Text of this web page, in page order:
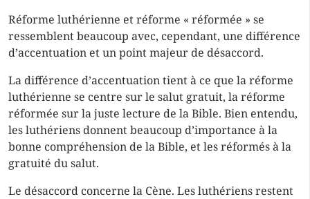
Réforme luthérienne et réforme « réformée » se
ressemblent beaucoup avec, cependant, une différence
d’accentuation et un point majeur de désaccord.
La différence d’accentuation tient à ce que la réforme
luthérienne se centre sur le salut gratuit, la réforme
réformée sur la juste lecture de la Bible. Bien entendu,
les luthériens donnent beaucoup d’importance à la
bonne compréhension de la Bible, et les réformés à la
gratuité du salut.
Le désaccord concerne la Cène. Les luthériens restent